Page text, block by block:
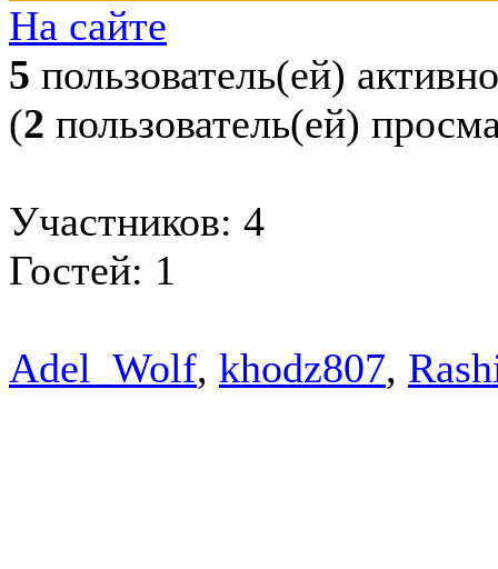
На сайте
5 пользователь(ей) активно
(2 пользователь(ей)
Участников: 4
Гостей: 1
Adel_Wolf, khodz807,